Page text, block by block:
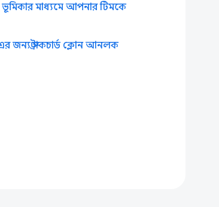
ভূমিকার মাধ্যমে আপনার টিমকে
জন্য স্ট্রাকচার্ড ক্লোন আনলক